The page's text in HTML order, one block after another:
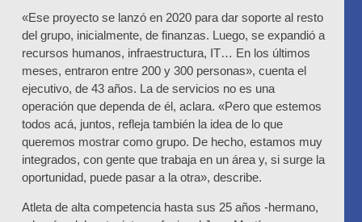
«Ese proyecto se lanzó en 2020 para dar soporte al resto
del grupo, inicialmente, de finanzas. Luego, se expandió a
recursos humanos, infraestructura, IT… En los últimos
meses, entraron entre 200 y 300 personas», cuenta el
ejecutivo, de 43 años. La de servicios no es una
operación que dependa de él, aclara. «Pero que estemos
todos acá, juntos, refleja también la idea de lo que
queremos mostrar como grupo. De hecho, estamos muy
integrados, con gente que trabaja en un área y, si surge la
oportunidad, puede pasar a la otra», describe.
Atleta de alta competenciahasta sus 25 años -hermano,